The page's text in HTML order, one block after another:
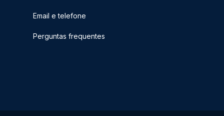
Email e telefone
Perguntas frequentes